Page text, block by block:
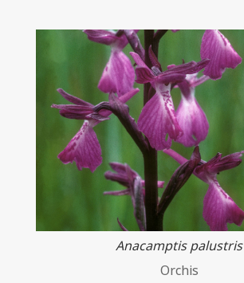
Anacamptis palustris
Orchis